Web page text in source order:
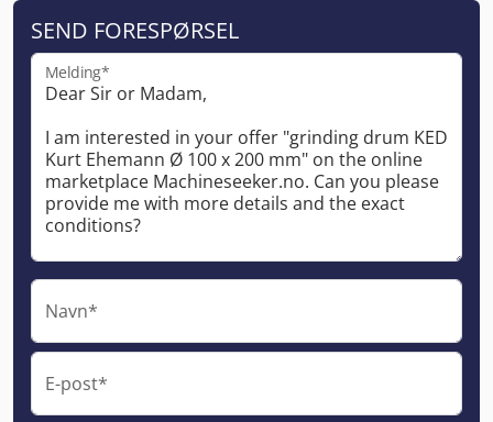
SEND FORESPØRSEL
Melding*
Navn*
E-post*